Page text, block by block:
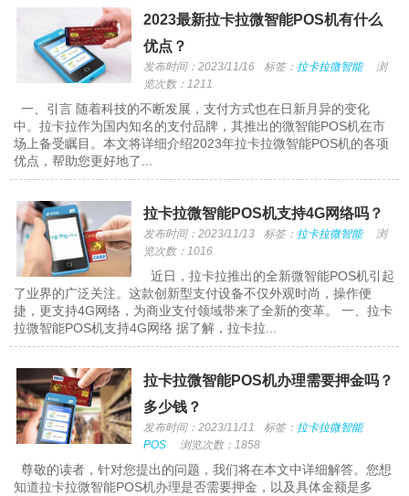
2023最新拉卡拉微智能POS机有什么
优点？
发布时间：2023/11/16 标签： 拉卡拉微智能
浏
览次数：1211
一、引言 随着科技的不断发展，支付方式也在日新月异的变化
中。拉卡拉作为国内知名的支付品牌，其推出的微智能POS机在市
场上备受瞩目。本文将详细介绍2023年拉卡拉微智能POS机的各项
优点，帮助您更好地了...
拉卡拉微智能POS机支持4G网络吗？
发布时间：2023/11/13 标签： 拉卡拉微智能
浏
览次数：1016
近日，拉卡拉推出的全新微智能POS机引起
了业界的广泛关注。这款创新型支付设备不仅外观时尚，操作便
捷，更支持4G网络，为商业支付领域带来了全新的变革。 一、拉卡
拉微智能POS机支持4G网络 据了解，拉卡拉...
拉卡拉微智能POS机办理需要押金吗？
多少钱？
发布时间：2023/11/11 标签： 拉卡拉微智能
POS
浏览次数：1858
尊敬的读者，针对您提出的问题，我们将在本文中详细解答。您想
知道拉卡拉微智能POS机办理是否需要押金，以及具体金额是多